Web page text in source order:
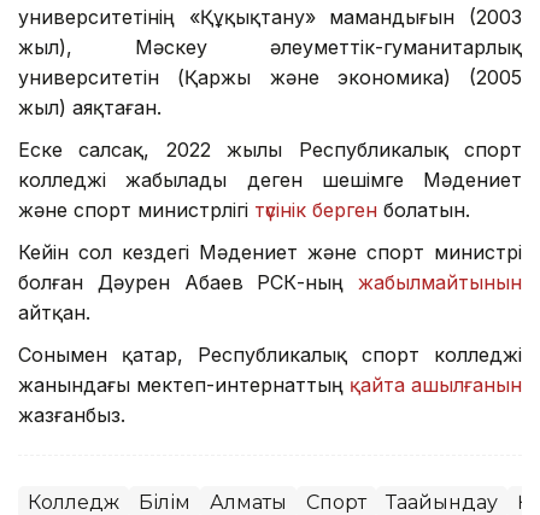
университетінің «Құқықтану» мамандығын (2003
жыл), Мәскеу әлеуметтік-гуманитарлық
университетін (Қаржы және экономика) (2005
жыл) аяқтаған.
Еске салсақ, 2022 жылы Республикалық спорт
колледжі жабылады деген шешімге Мәдениет
және спорт министрлігі түсінік берген болатын.
Кейін сол кездегі Мәдениет және спорт министрі
болған Дәурен Абаев РСК-ның жабылмайтынын
айтқан.
Сонымен қатар, Республикалық спорт колледжі
жанындағы мектеп-интернаттың қайта ашылғанын
жазғанбыз.
Колледж Білім Алматы Спорт Тағайындау